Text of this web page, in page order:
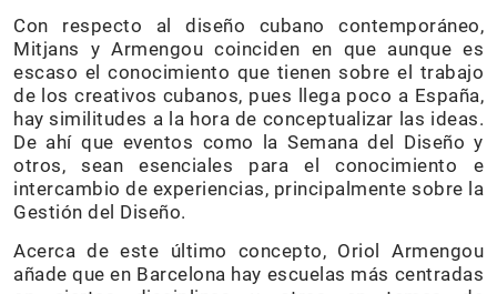
Con respecto al diseño cubano contemporáneo,
Mitjans y Armengou coinciden en que aunque es
escaso el conocimiento que tienen sobre el trabajo
de los creativos cubanos, pues llega poco a España,
hay similitudes a la hora de conceptualizar las ideas.
De ahí que eventos como la Semana del Diseño y
otros, sean esenciales para el conocimiento e
intercambio de experiencias, principalmente sobre la
Gestión del Diseño.
Acerca de este último concepto, Oriol Armengou
añade que en Barcelona hay escuelas más centradas